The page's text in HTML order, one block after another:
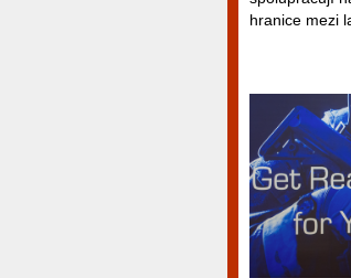
hranice mezi